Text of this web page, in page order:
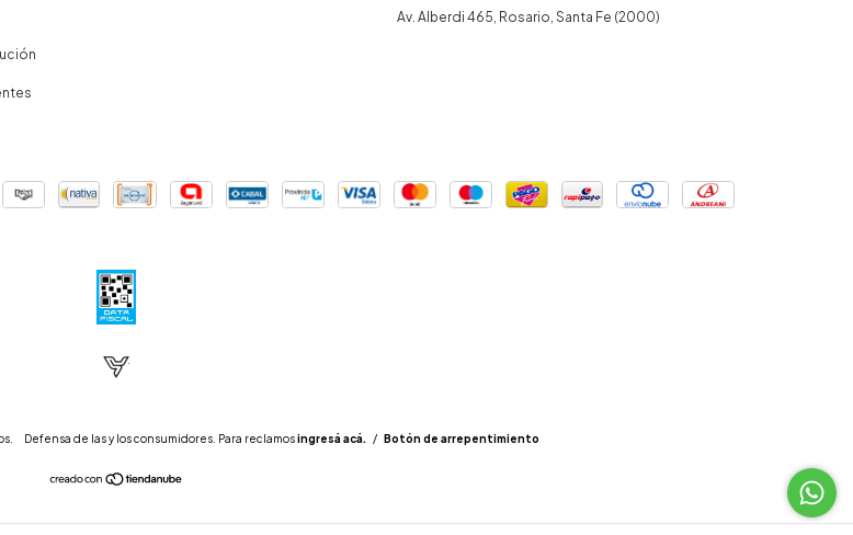
Av. Alberdi 465, Rosario, Santa Fe (2000)
Defensa de las y los consumidores. Para reclamosingresá acá. / Botón de arrepentimiento